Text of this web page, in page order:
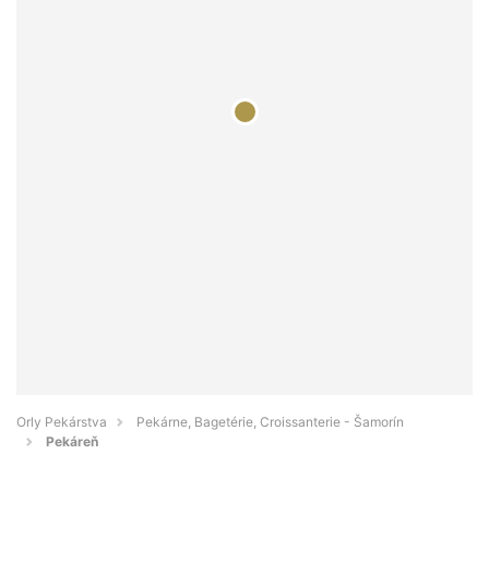
Orly Pekárstva
Pekárne, Bagetérie, Croissanterie - Šamorín
Pekáreň